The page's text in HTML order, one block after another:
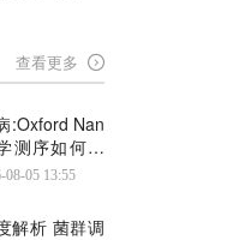
查看更多
:Oxford Nan
测序如何揭
05 13:55
解析 菌群调